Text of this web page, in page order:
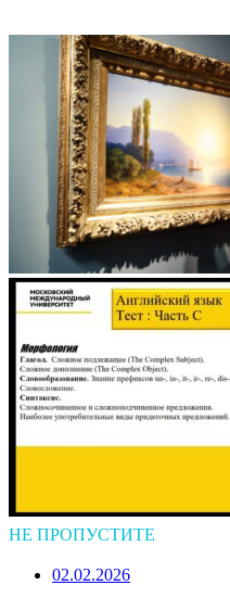
НЕ ПРОПУСТИТЕ
02.02.2026